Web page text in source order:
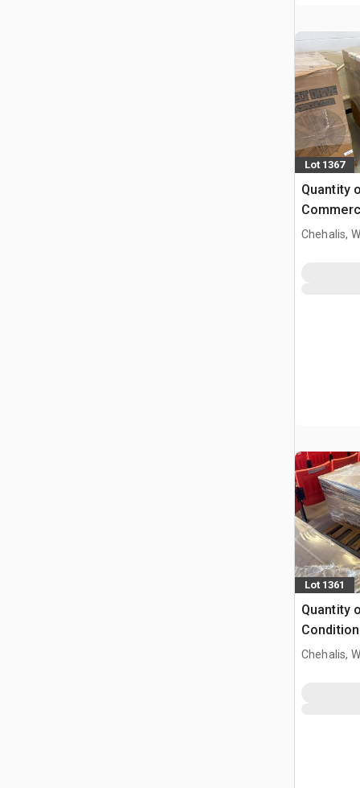
Lot 1367
Quantity
(Unused)
Chehalis,
Lot 1361
Quantity
Chehalis,